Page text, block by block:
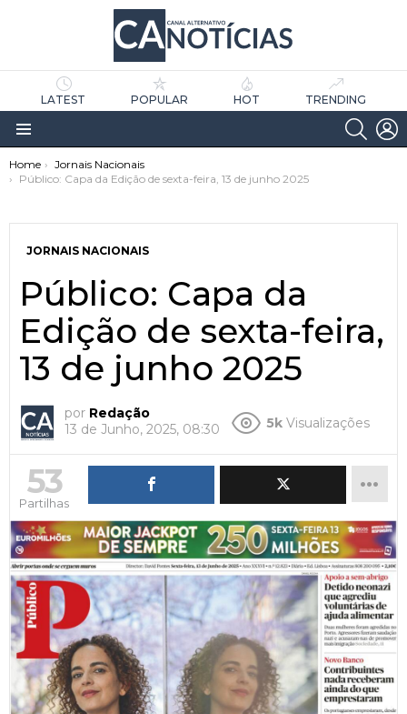
LATEST POPULAR HOT TRENDING
Menu
You are here:
Home
Jornais Nacionais
Público: Capa da Edição de sexta-feira, 13 de junho 2025
JORNAIS NACIONAIS
Público: Capa da
Edição de sexta-feira,
13 de junho 2025
por Redação
13 de Junho, 2025, 08:30
5k Visualizações
53
Partilhas